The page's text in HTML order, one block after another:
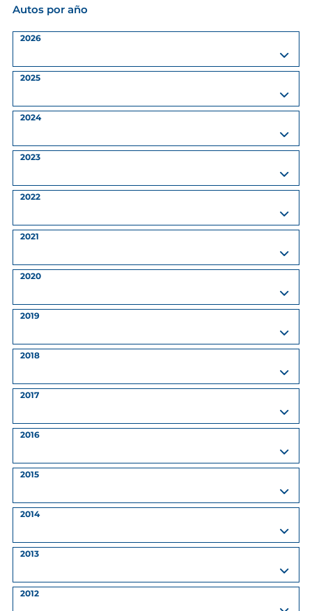
Autos por año
2026
2025
2024
2023
2022
2021
2020
2019
2018
2017
2016
2015
2014
2013
2012